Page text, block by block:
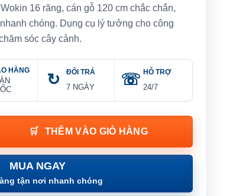
16 răng, cán gỗ 120 cm chắc chắn,
chóng. Dụng cụ lý tưởng cho công
sóc cây cảnh.
HÀNG ĐỔI TRẢ
7 NGÀY
HỖ TRỢ
24/7
THÊM VÀO GIỎ HÀNG
MUA NGAY
tận nơi nhanh chóng